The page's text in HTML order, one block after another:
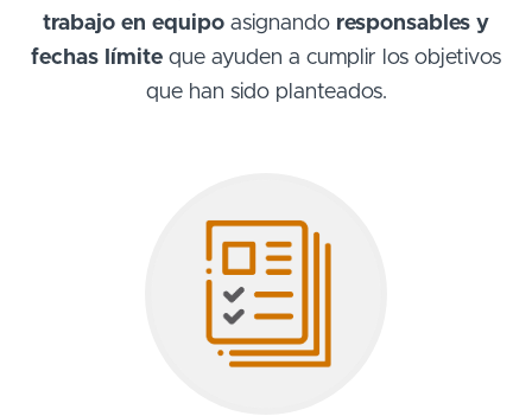
trabajo en equipo asignando responsables y
fechas límite que ayuden a cumplir los objetivos
que han sido planteados.